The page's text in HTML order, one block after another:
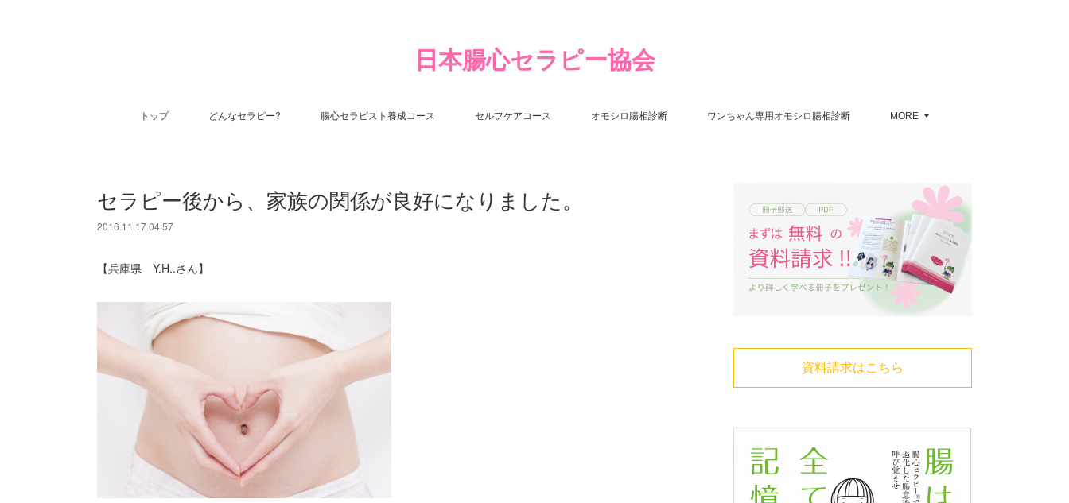
日本腸心セラピー協会
トップ どんなセラピー? 腸心セラピスト養成コース セルフケアコース オモシロ腸相診断 ワンちゃん専用オモシロ腸相診断 MORE
セラピー後から、家族の関係が良好になりました。
2016.11.17 04:57
【兵庫県 Y.H..さん】
資料請求はこちら